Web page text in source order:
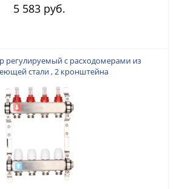
5 583 руб.
регулируемый с расходомерами из
стали , 2 кронштейна